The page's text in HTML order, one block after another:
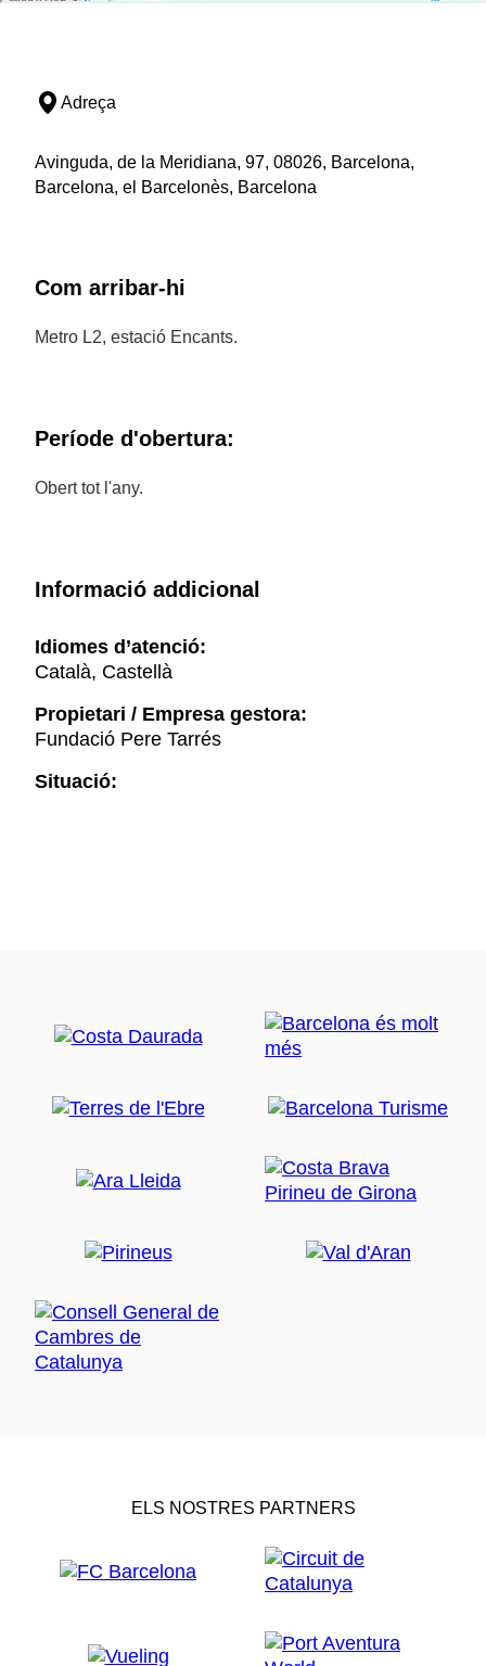
Adreça
Avinguda, de la Meridiana, 97, 08026, Barcelona,
Barcelona, el Barcelonès, Barcelona
Com arribar-hi
Metro L2, estació Encants.
Període d'obertura:
Obert tot l'any.
Informació addicional
Idiomes d’atenció:
Català, Castellà
Propietari / Empresa gestora:
Fundació Pere Tarrés
Situació:
ELS NOSTRES PARTNERS